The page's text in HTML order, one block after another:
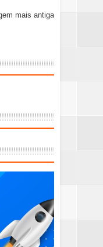
mais antiga